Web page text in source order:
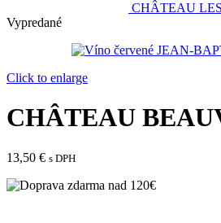
CHÂTEAU
Vypredané
Click to enlarge
CHÂTEAU
13,50 € s DPH